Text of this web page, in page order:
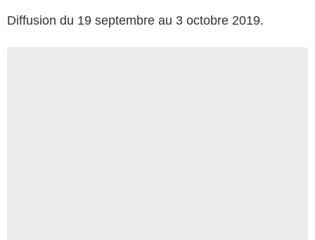
Diffusion du 19 septembre au 3 octobre 2019.